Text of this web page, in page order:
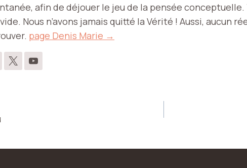
afin de déjouer le jeu de la pensée
Nous n’avons jamais quitté la Vérité ! Aussi, aucun
page Denis Marie →